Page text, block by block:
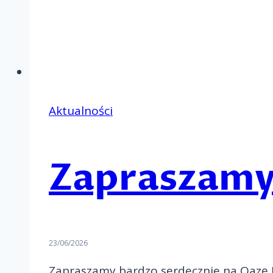
Aktualności
23/06/2026